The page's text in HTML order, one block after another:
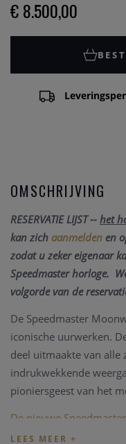
€ 8.500,00
OMSCHRIJVING
RESERVATIE LIJST -- het
kan zich aanmelden en
zodat u zeker eigenaar
Speedmaster horloge.
volgorde van de
De Speedmaster
iconische uurwerken.
deel uitmaakte van alle
indrukwekkende
pioniersgeest van het
De nieuwe
gepresenteerd op een